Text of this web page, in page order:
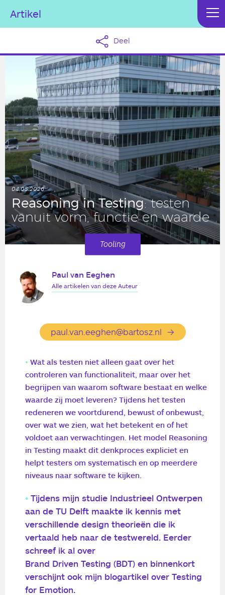
Artikel
Deel
Rea­so­ning in Testing: testen
vanuit vorm, functie en waarde
04.05.2026
Tooling
Wat als testen niet alleen gaat over het
controleren van functionaliteit, maar over het
begrijpen van waarom software bestaat en welke
waarde zij moet leveren? Tijdens het testen
redeneren we voortdurend, bewust of onbewust,
over wat we zien, wat het betekent en of het
voldoet aan verwachtingen. Het model Reasoning
in Testing maakt dit denkproces expliciet en
helpt testers om systematisch en op meerdere
niveaus naar software te kijken.
Tijdens mijn studie Industrieel Ontwerpen
aan de TU Delft maakte ik kennis met
verschillende design theorieën die ik
vertaald heb naar de testwereld. Eerder
schreef ik al over
Brand Driven Testing (BDT) en binnenkort
verschijnt ook mijn blogartikel over Testing
for Emotion.
Paul van Eeghen
Alle artikelen van deze Auteur
paul.van.eeghen@bartosz.nl